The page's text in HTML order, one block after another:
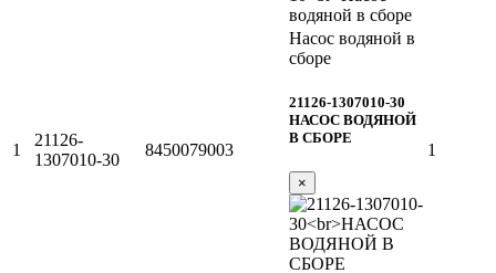
1
21126-
1307010-30
8450079003
Насос водяной в
сборе
21126-1307010-30
НАСОС ВОДЯНОЙ
В СБОРЕ
×
1